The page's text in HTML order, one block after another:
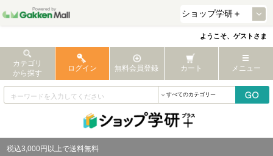
ようこそ、ゲストさま
カテゴリ
から探す
ログイン 無料会員登録 カート メニュー
税込3,000円以上で送料無料